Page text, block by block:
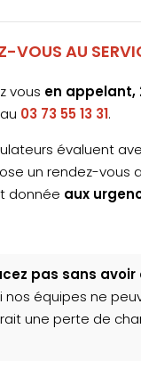
VOUS AU
vous en appelant,
03 73 55 13 31.
évaluent
un rendez-vous
donnée aux
pas sans
nos équipes ne
une perte de